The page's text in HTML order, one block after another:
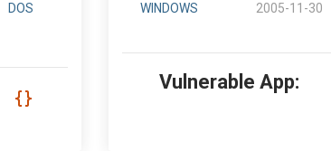
DOS WINDOWS 2005-11-30
Vulnerable App: